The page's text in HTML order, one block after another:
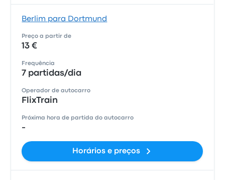
Berlim para Dortmund
Preço a partir de
13 €
Frequência
7 partidas/dia
Operador de autocarro
FlixTrain
Próxima hora de partida do autocarro
-
Horários e preços